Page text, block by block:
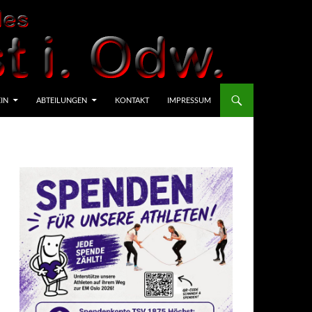
ABTEILUNGEN KONTAKT IMPRESSUM